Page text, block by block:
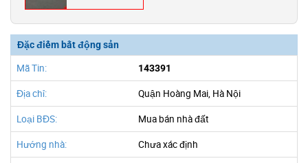
Đặc điểm bất động sản
Mã Tin: 143391
Địa chỉ: Quận Hoàng Mai, Hà Nội
Loại BĐS: Mua bán nhà đất
Hướng nhà: Chưa xác định